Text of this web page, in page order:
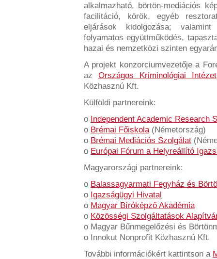
alkalmazható, börtön-mediációs
facilitáció, körök, egyéb
eljárások kidolgozása;
folyamatos együttműködés,
hazai és nemzetközi szinten
A projekt konzorciumvezetője a
az Országos Kriminológiai Intézet
Közhasznú Kft.
Külföldi partnereink:
o Independent Academic Research
o Brémai Főiskola(Németország)
o Brémai Mediációs Szolgálat
o Európai Fórum a Helyreállító
Magyarországi partnereink:
o Balassagyarmati Fegyház és
o Igazságügyi Hivatal
o Magyar Bíróképző Akadémia
o Közösségi Szolgáltatások
o Magyar Bűnmegelőzési és
o Innokut Nonprofit Közhasznú Kft.
További információkért kattintson a